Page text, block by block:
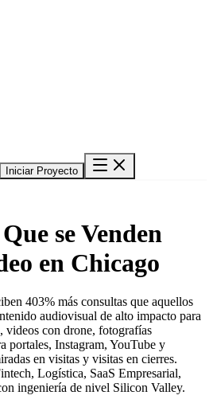
Iniciar Proyecto
se Venden
en Chicago
403% más consultas que aquellos
audiovisual de alto impacto para
videos con drone, fotografías
portales, Instagram, YouTube y
en visitas y visitas en cierres.
Logística, SaaS Empresarial,
ingeniería de nivel Silicon Valley.